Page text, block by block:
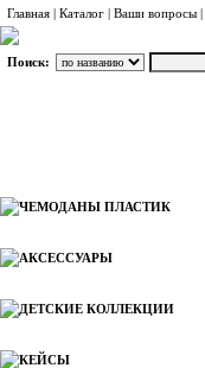
Главная | Каталог | Ваши вопросы |
Поиск:
ЧЕМОДАНЫ ПЛАСТИК
АКСЕССУАРЫ
ДЕТСКИЕ КОЛЛЕКЦИИ
КЕЙСЫ